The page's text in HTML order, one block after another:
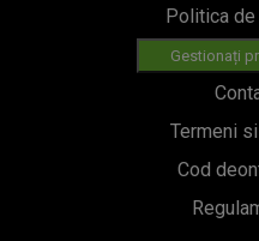
Politica
Gestionați
Termeni
Cod